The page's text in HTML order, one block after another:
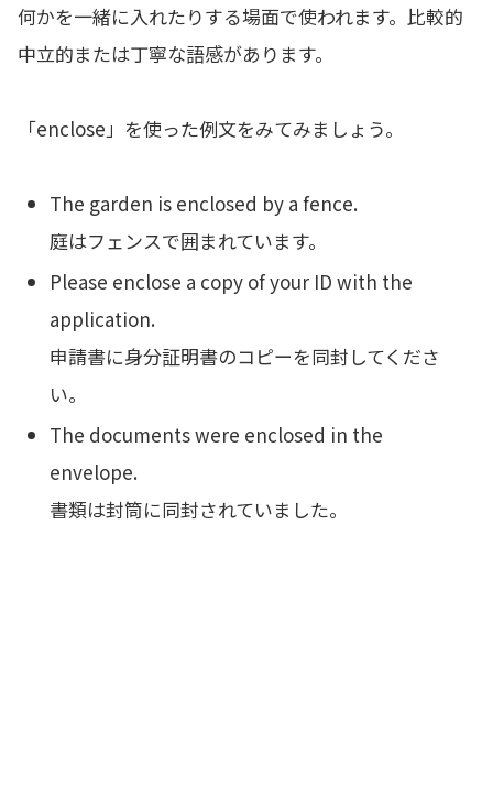
何かを一緒に入れたりする場面で使われます。比較的
中立的または丁寧な語感があります。
「enclose」を使った例文をみてみましょう。
The garden is enclosed by a fence.
庭はフェンスで囲まれています。
Please enclose a copy of your ID with the
application.
申請書に身分証明書のコピーを同封してくださ
い。
The documents were enclosed in the
envelope.
書類は封筒に同封されていました。